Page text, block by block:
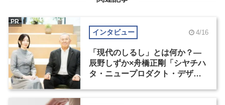
インタビュー 4/16
「現代のしるし」とは何か？―
辰野しずか×舟橋正剛「シヤチハ
タ・ニュープロダクト・デザイ
PR